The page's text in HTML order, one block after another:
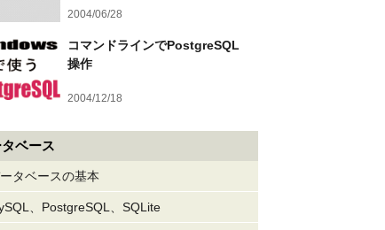
2004/06/28
コマンドラインでPostgreSQL
操作
2004/12/18
ベース
タベースの基本
、PostgreSQL、SQLite